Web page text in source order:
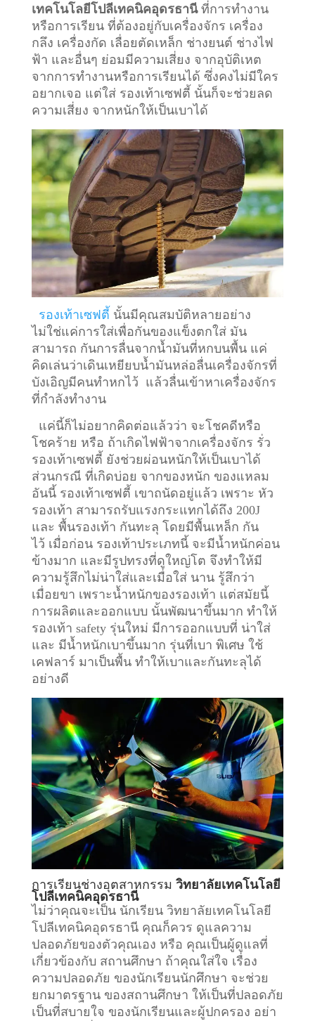
เทคโนโลยีโปลีเทคนิคอุดรธานีที่การทำงาน
หรือการเรียน ที่ต้องอยู่กับเครื่องจักร เครื่อง
กลึง เครื่องกัด เลื่อยตัดเหล็ก ช่างยนต์ ช่างไฟ
ฟ้า และอื่นๆ ย่อมมีความเสี่ยง จากอุบัติเหต
จากการทำงานหรือการเรียนได้ ซึ่งคงไม่มีใคร
อยากเจอ แต่ใส่ รองเท้าเซฟตี้ นั้นก็จะช่วยลด
ความเสี่ยง จากหนักให้เป็นเบาได้
รองเท้าเซฟตี้ นั้นมีคุณสมบัติหลายอย่าง
ไม่ใช่แค่การใส่เพื่อกันของแข็งตกใส่ มัน
สามารถ กันการลื่นจากน้ำมันที่หกบนพื้น แค่
คิดเล่นว่าเดินเหยียบน้ำมันหล่อลื่นเครื่องจักรที่
บังเอิญมีคนทำหกไว้ แล้วลื่นเข้าหาเครื่องจักร
ที่กำลังทำงาน
แค่นี้ก็ไม่อยากคิดต่อแล้วว่า จะโชคดีหรือ
โชคร้าย หรือ ถ้าเกิดไฟฟ้าจากเครื่องจักร รั่ว
รองเท้าเซฟตี้ ยังช่วยผ่อนหนักให้เป็นเบาได้
ส่วนกรณี ที่เกิดบ่อย จากของหนัก ของแหลม
อันนี้ รองเท้าเซฟตี้ เขาถนัดอยู่แล้ว เพราะ หัว
รองเท้า สามารถรับแรงกระแทกได้ถึง 200J
และ พื้นรองเท้า กันทะลุ โดยมีพื้นเหล็ก กัน
ไว้ เมื่อก่อน รองเท้าประเภทนี้ จะมีน้ำหนักค่อน
ข้างมาก และมีรูปทรงที่ดูใหญ่โต จึงทำให้มี
ความรู้สึกไม่น่าใส่และเมื่อใส่ นาน รู้สึกว่า
เมื่อยขา เพราะน้ำหนักของรองเท้า แต่สมัยนี้
การผลิตและออกแบบ นั้นพัฒนาขึ้นมาก ทำให้
รองเท้า safety รุ่นใหม่ มีการออกแบบที่ น่าใส่
และ มีน้ำหนักเบาขึ้นมาก รุ่นที่เบา พิเศษ ใช้
เคฟลาร์ มาเป็นพื้น ทำให้เบาและกันทะลุได้
อย่างดี
การเรียนช่างอุตสาหกรรม วิทยาลัยเทคโนโลยี
โปลีเทคนิคอุดรธานี
ไม่ว่าคุณจะเป็น นักเรียน วิทยาลัยเทคโนโลยี
โปลีเทคนิคอุดรธานี คุณก็ควร ดูแลความ
ปลอดภัยของตัวคุณเอง หรือ คุณเป็นผู้ดูแลที่
เกี่ยวข้องกับ สถานศึกษา ถ้าคุณใส่ใจ เรื่อง
ความปลอดภัย ของนักเรียนนักศึกษา จะช่วย
ยกมาตรฐาน ของสถานศึกษา ให้เป็นที่ปลอดภัย
เป็นที่สบายใจ ของนักเรียนและผู้ปกครอง อย่า